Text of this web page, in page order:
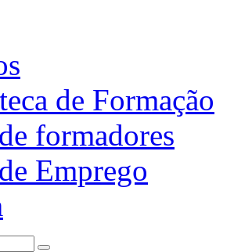
de Formação
formadores
Emprego